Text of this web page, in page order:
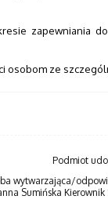
zapewniania
osobom ze
Podmiot
wytwarzająca/
Sumińska